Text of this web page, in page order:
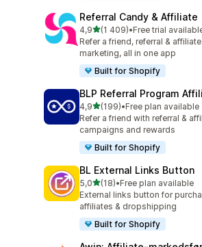
Referral Candy & Affiliate
4,9av 5 stjerner
(1 409)
Totalt 1409 omtaler
•Free trial
Refer a friend, referral & affiliate
marketing, all in one app
Built for Shopify
BLP Referral Program
4,9av 5 stjerner
(199)
Totalt 199 omtaler
•Free plan available
Refer a friend with referral &
campaigns and rewards
Built for Shopify
BL External Links Button
5,0av 5 stjerner
(18)
Totalt 18 omtaler
•Free plan available
External links button for
affiliates & dropshipping
Built for Shopify